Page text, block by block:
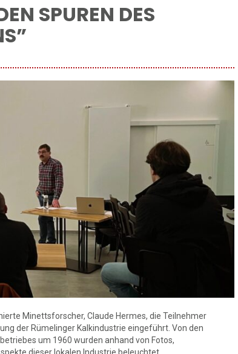
SPUREN DES
Minettsforscher, Claude Hermes, die Teilnehmer
der Rümelinger Kalkindustrie eingeführt. Von den
um 1960 wurden anhand von Fotos,